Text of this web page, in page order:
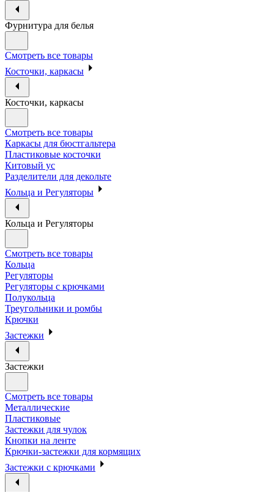
Фурнитура для белья
Смотреть все товары
Косточки, каркасы
Косточки, каркасы
Смотреть все товары
Каркасы для бюстгальтера
Пластиковые косточки
Китовый ус
Разделители для декольте
Кольца и Регуляторы
Кольца и Регуляторы
Смотреть все товары
Кольца
Регуляторы
Регуляторы с крючками
Полукольца
Треугольники и ромбы
Крючки
Застежки
Застежки
Смотреть все товары
Металлические
Пластиковые
Застежки для чулок
Кнопки на ленте
Крючки-застежки для кормящих
Застежки с крючками